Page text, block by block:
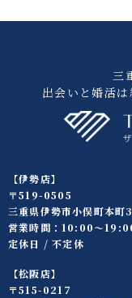
三
出会いと婚活
【伊勢店】
〒519-0505
三重県伊勢市小俣町本
営業時間：10:00〜
定休日 / 不定休
【松阪店】
〒515-0217